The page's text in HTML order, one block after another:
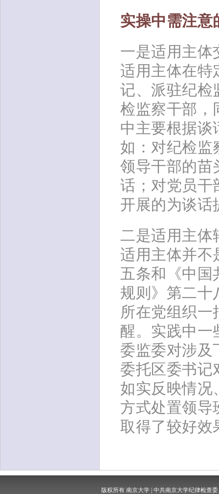
实操中需注意
一是适用主
适用主体在特
记、派驻纪检
检监察干部，
中主要根据
如：对纪检
领导干部的苗
话；对党员干
开展的为谈话
二是适用主体
适用主体并不
五条和《中
规则》第二十
所在党组织
醒。实践中
委监委对涉及
委托区委书记
如实反映情
方式处置领
取得了较好效
版权所有 南京大学 | 中共南京大学纪律检查